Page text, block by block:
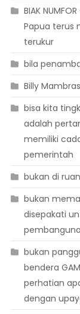
BIAK
Papua terus
terukur
bila
Billy
bisa kita
adalah
memiliki
pemerintah
bukan di
bukan
disepakati
bukan
bendera
perhatian
dengan